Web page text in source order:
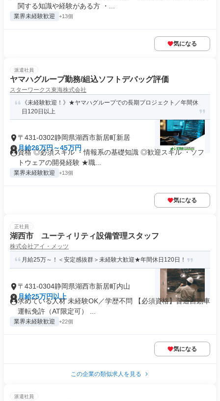
関する知識や経験がある方 ・...
業界未経験歓迎 +13個
気になる
派遣社員
ヤマハグループ勤務/組込ソフトデバッグ評価
スターワークス東海株式会社
《未経験歓迎！》★ヤマハグループでの長期プロジェクト／年間休
日120日以上
〒431-0302静岡県湖西市新居町新居
月給26万円～45万円
資格 ◎必須スキル ・情報系の基礎知識 ◎歓迎スキル ・ソフ
トウェアの開発経験 ★職...
業界未経験歓迎 +13個
気になる
正社員
湖西市 ユーティリティ設備管理スタッフ
株式会社アイ・メッツ
月給25万～！＜安定感抜群＞未経験大歓迎★年間休日120日！
〒431-0304静岡県湖西市新居町内山
月給25万円以上
求めている人材 未経験OK／学歴不問 【必須資格】普通自動車
運転免許（AT限定可） ...
業界未経験歓迎 +22個
気になる
この企業の類似求人を見る
派遣社員